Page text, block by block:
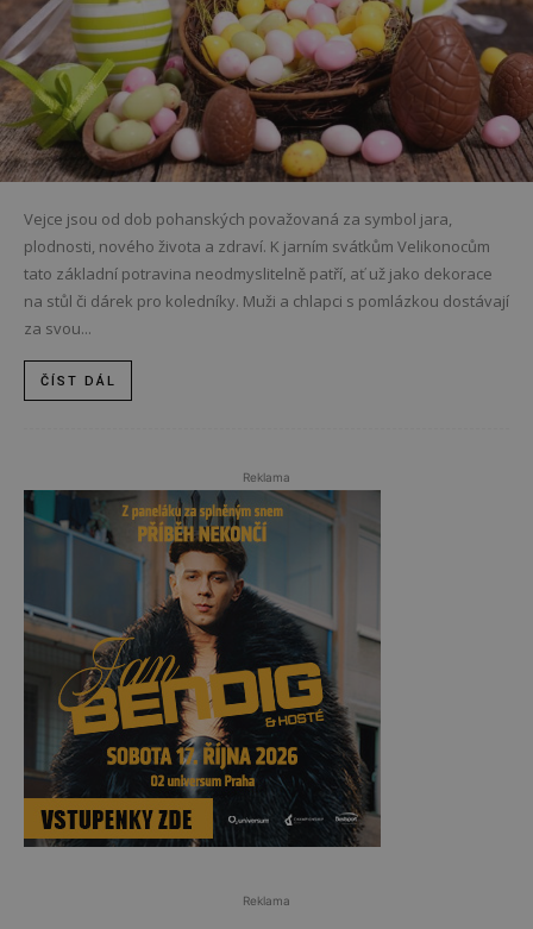
Vejce jsou od dob pohanských považovaná za symbol jara,
plodnosti, nového života a zdraví. K jarním svátkům Velikonocům
tato základní potravina neodmyslitelně patří, ať už jako dekorace
na stůl či dárek pro koledníky. Muži a chlapci s pomlázkou dostávají
za svou...
ČÍST DÁL
Reklama
Reklama